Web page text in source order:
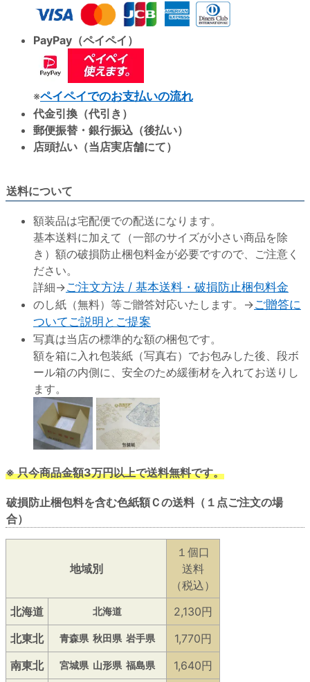
PayPay（ペイペイ）
※ペイペイでのお支払いの流れ
代金引換（代引き）
郵便振替・銀行振込（後払い）
店頭払い（当店実店舗にて）
送料について
額装品は宅配便での配送になります。
基本送料に加えて（一部のサイズが小さい商品を除
き）額の破損防止梱包料金が必要ですので、ご注意く
ださい。
詳細→ご注文方法 / 基本送料・破損防止梱包料金
のし紙（無料）等ご贈答対応いたします。→ご贈答に
ついてご説明とご提案
写真は当店の標準的な額の梱包です。
額を箱に入れ包装紙（写真右）でお包みした後、段ボ
ール箱の内側に、安全のため緩衝材を入れてお送りし
ます。
※ 只今商品金額3万円以上で送料無料です。
破損防止梱包料を含む色紙額Ｃの送料（１点ご注文の場
合）
地域別
１個口
送料
（税込）
北海道
北海道
2,130円
北東北
青森県 秋田県 岩手県
1,770円
南東北
宮城県 山形県 福島県 1,640円